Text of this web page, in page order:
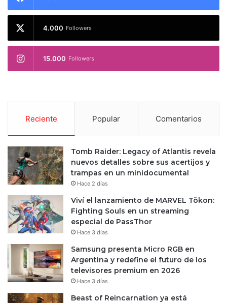
4.000 Followers
15.000 Followers
Reciente Popular Comentarios
Tomb Raider: Legacy of Atlantis revela
nuevos detalles sobre sus acertijos y
trampas en un minidocumental
Hace 2 días
Viví el lanzamiento de MARVEL Tōkon:
Fighting Souls en un streaming
especial de PassThor
Hace 3 días
Samsung presenta Micro RGB en
Argentina y redefine el futuro de los
televisores premium en 2026
Hace 3 días
Beast of Reincarnation ya está